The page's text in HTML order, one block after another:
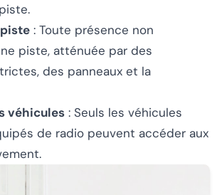
: Toute présence non
piste, atténuée par des
des panneaux et la
véhicules : Seuls les véhicules
de radio peuvent accéder aux